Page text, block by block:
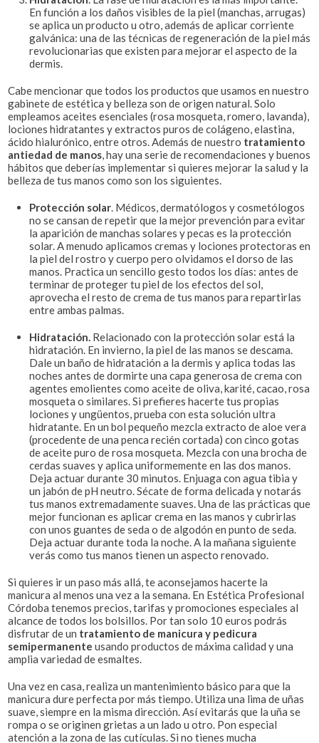
En función a los daños visibles de la piel (manchas, arrugas)
se aplica un producto u otro, además de aplicar corriente
galvánica: una de las técnicas de regeneración de la piel más
revolucionarias que existen para mejorar el aspecto de la
dermis.
Cabe mencionar que todos los productos que usamos en nuestro
gabinete de estética y belleza son de origen natural. Solo
empleamos aceites esenciales (rosa mosqueta, romero, lavanda),
lociones hidratantes y extractos puros de colágeno, elastina,
ácido hialurónico, entre otros. Además de nuestro tratamiento
antiedad de manos, hay una serie de recomendaciones y buenos
hábitos que deberías implementar si quieres mejorar la salud y la
belleza de tus manos como son los siguientes.
Protección solar. Médicos, dermatólogos y cosmetólogos
no se cansan de repetir que la mejor prevención para evitar
la aparición de manchas solares y pecas es la protección
solar. A menudo aplicamos cremas y lociones protectoras en
la piel del rostro y cuerpo pero olvidamos el dorso de las
manos. Practica un sencillo gesto todos los días: antes de
terminar de proteger tu piel de los efectos del sol,
aprovecha el resto de crema de tus manos para repartirlas
entre ambas palmas.
Hidratación. Relacionado con la protección solar está la
hidratación. En invierno, la piel de las manos se descama.
Dale un baño de hidratación a la dermis y aplica todas las
noches antes de dormirte una capa generosa de crema con
agentes emolientes como aceite de oliva, karité, cacao, rosa
mosqueta o similares. Si prefieres hacerte tus propias
lociones y ungüentos, prueba con esta solución ultra
hidratante. En un bol pequeño mezcla extracto de aloe vera
(procedente de una penca recién cortada) con cinco gotas
de aceite puro de rosa mosqueta. Mezcla con una brocha de
cerdas suaves y aplica uniformemente en las dos manos.
Deja actuar durante 30 minutos. Enjuaga con agua tibia y
un jabón de pH neutro. Sécate de forma delicada y notarás
tus manos extremadamente suaves. Una de las prácticas que
mejor funcionan es aplicar crema en las manos y cubrirlas
con unos guantes de seda o de algodón en punto de seda.
Deja actuar durante toda la noche. A la mañana siguiente
verás como tus manos tienen un aspecto renovado.
Si quieres ir un paso más allá, te aconsejamos hacerte la
manicura al menos una vez a la semana. En Estética Profesional
Córdoba tenemos precios, tarifas y promociones especiales al
alcance de todos los bolsillos. Por tan solo 10 euros podrás
disfrutar de un tratamiento de manicura y pedicura
semipermanente usando productos de máxima calidad y una
amplia variedad de esmaltes.
Una vez en casa, realiza un mantenimiento básico para que la
manicura dure perfecta por más tiempo. Utiliza una lima de uñas
suave, siempre en la misma dirección. Así evitarás que la uña se
rompa o se originen grietas a un lado u otro. Pon especial
atención a la zona de las cutículas. Si no tienes mucha